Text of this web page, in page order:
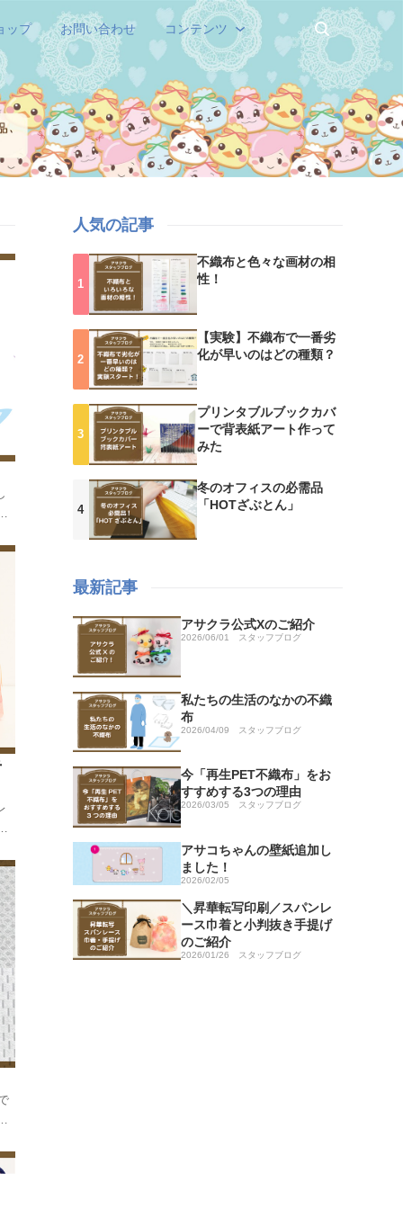
ップ お問い合わせ コンテンツ
人気の記事
不織布と色々な画材の相
性！
【実験】不織布で一番劣
化が早いのはどの種類？
プリンタブルブックカバ
ーで背表紙アート作って
みた
冬のオフィスの必需品
「HOTざぶとん」
最新記事
アサクラ公式Xのご紹介
2026/06/01 スタッフブログ
私たちの生活のなかの不織
布
2026/04/09 スタッフブログ
今「再生PET不織布」をお
すすめする3つの理由
2026/03/05 スタッフブログ
アサコちゃんの壁紙追加し
ました！
2026/02/05
＼昇華転写印刷／スパンレ
ース巾着と小判抜き手提げ
のご紹介
2026/01/26 スタッフブログ